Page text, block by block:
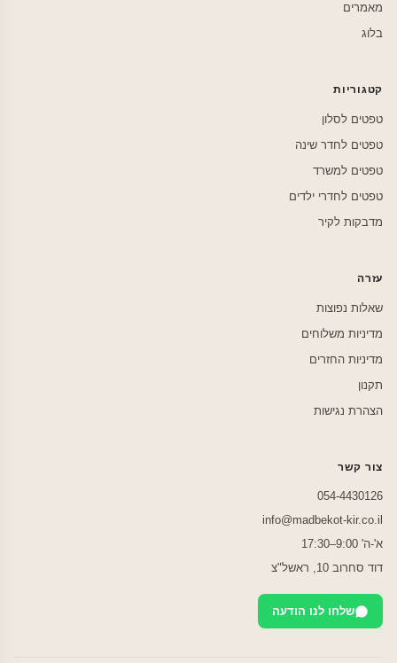
מאמרים
בלוג
קטגוריות
טפטים לסלון
טפטים לחדר שינה
טפטים למשרד
טפטים לחדרי ילדים
מדבקות לקיר
עזרה
שאלות נפוצות
מדיניות משלוחים
מדיניות החזרים
תקנון
הצהרת נגישות
צור קשר
054-4430126
info@madbekot-kir.co.il
א'-ה' 9:00–17:30
דוד סחרוב 10, ראשל"צ
שלחו לנו הודעה